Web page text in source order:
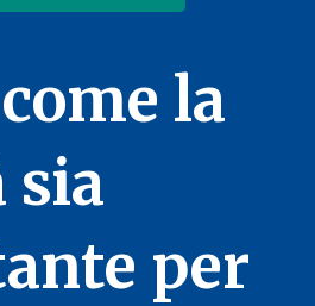
la
sia
per